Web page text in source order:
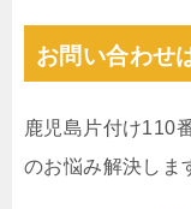
お問い合わせ
鹿児島片付け110
のお悩み解決しま